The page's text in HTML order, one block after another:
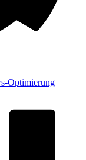
Optimierung